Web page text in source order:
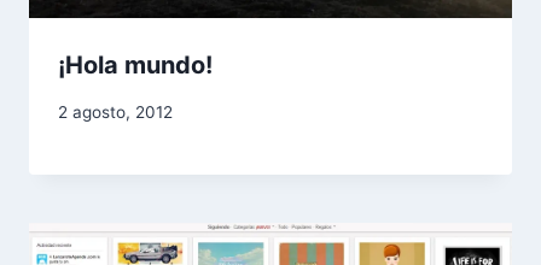
¡Hola mundo!
2 agosto, 2012